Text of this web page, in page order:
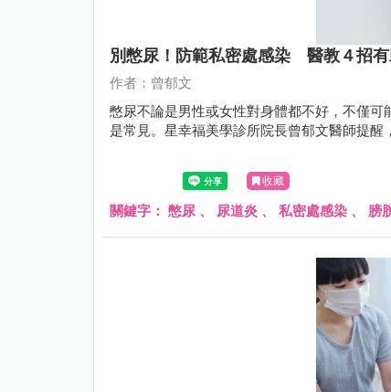
別憋尿！防範私密處感染 醫教４招
作者：曾郁文
憋尿不論是男性或女性對身體都不好，不僅
是常見。星幸福美學診所院長曾郁文醫師提醒
收藏
關鍵字： 憋尿 、 尿道炎 、 私密處感染 、 膀